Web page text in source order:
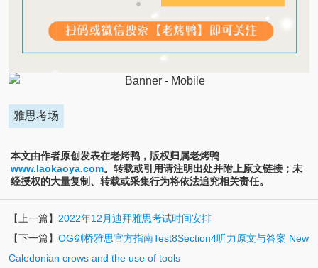
雅思考场
本文由作者原创发表在老烤鸭，版权归属老烤鸭
www.laokaoya.com。转载或引用请注明出处并附上原文链接；未
经授权的大量复制、转载或采集行为将依法追究相关责任。
【上一篇】 2022年12月迪拜雅思考试时间安排
【下一篇】 OG剑桥雅思官方指南Test8Section4听力原文与答案 New
Caledonian crows and the use of tools